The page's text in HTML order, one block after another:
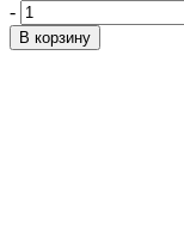
-
В корзину